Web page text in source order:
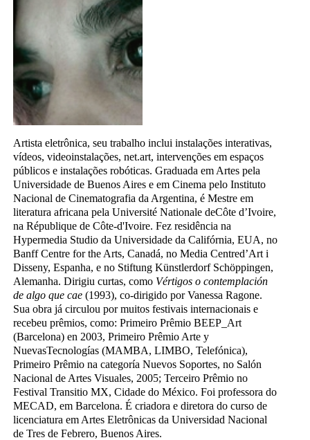
Artista eletrônica, seu trabalho inclui instalações interativas,
vídeos, videoinstalações, net.art, intervenções em espaços
públicos e instalações robóticas. Graduada em Artes pela
Universidade de Buenos Aires e em Cinema pelo Instituto
Nacional de Cinematografia da Argentina, é Mestre em
literatura africana pela Université Nationale deCôte d’Ivoire,
na République de Côte-d'Ivoire. Fez residência na
Hypermedia Studio da Universidade da Califórnia, EUA, no
Banff Centre for the Arts, Canadá, no Media Centred’Art i
Disseny, Espanha, e no Stiftung Künstlerdorf Schöppingen,
Alemanha. Dirigiu curtas, como Vértigos o contemplación
de algo que cae (1993), co-dirigido por Vanessa Ragone.
Sua obra já circulou por muitos festivais internacionais e
recebeu prêmios, como: Primeiro Prêmio BEEP_Art
(Barcelona) en 2003, Primeiro Prêmio Arte y
NuevasTecnologías (MAMBA, LIMBO, Telefónica),
Primeiro Prêmio na categoría Nuevos Soportes, no Salón
Nacional de Artes Visuales, 2005; Terceiro Prêmio no
Festival Transitio MX, Cidade do México. Foi professora do
MECAD, em Barcelona. É criadora e diretora do curso de
licenciatura em Artes Eletrônicas da Universidad Nacional
de Tres de Febrero, Buenos Aires.